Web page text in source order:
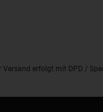
Versand erfolgt mit DPD /